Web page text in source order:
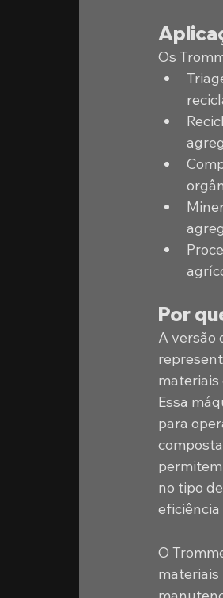
Os
Por
A versão
materiais
Essa
para
no tipo
O
materiais